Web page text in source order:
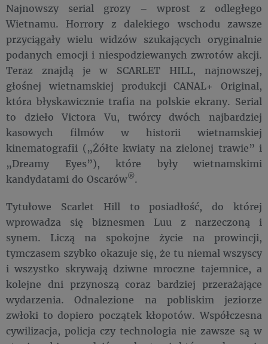
Najnowszy serial grozy – wprost z odległego
Wietnamu. Horrory z dalekiego wschodu zawsze
przyciągały wielu widzów szukających oryginalnie
podanych emocji i niespodziewanych zwrotów akcji.
Teraz znajdą je w SCARLET HILL, najnowszej,
głośnej wietnamskiej produkcji CANAL+ Original,
która błyskawicznie trafia na polskie ekrany. Serial
to dzieło Victora Vu, twórcy dwóch najbardziej
kasowych filmów w historii wietnamskiej
kinematografii („Żółte kwiaty na zielonej trawie” i
„Dreamy Eyes”), które były wietnamskimi
kandydatami do Oscarów®.
Tytułowe Scarlet Hill to posiadłość, do której
wprowadza się biznesmen Luu z narzeczoną i
synem. Liczą na spokojne życie na prowincji,
tymczasem szybko okazuje się, że tu niemal wszyscy
i wszystko skrywają dziwne mroczne tajemnice, a
kolejne dni przynoszą coraz bardziej przerażające
wydarzenia. Odnalezione na pobliskim jeziorze
zwłoki to dopiero początek kłopotów. Współczesna
cywilizacja, policja czy technologia nie zawsze są w